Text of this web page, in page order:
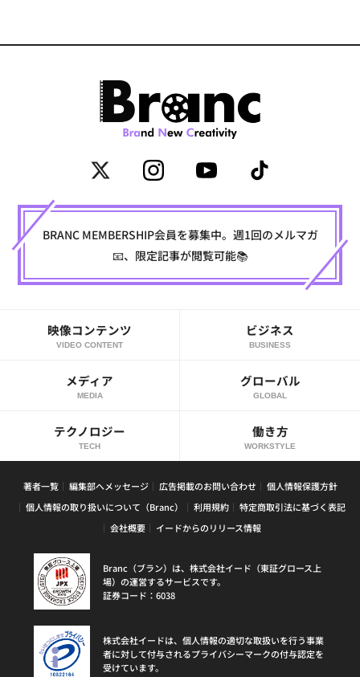
BRANC MEMBERSHIP会員を募集中。週1回のメルマガ
📧、限定記事が閲覧可能📚
映像コンテンツ
VIDEO CONTENT
ビジネス
BUSINESS
メディア
MEDIA
グローバル
GLOBAL
テクノロジー
TECH
働き方
WORKSTYLE
著者一覧 編集部へメッセージ 広告掲載のお問い合わせ
個人情報保護方針
個人情報の取り扱いについて（Branc）
利用規約
特定商取引法に基づく表記
会社概要
イードからのリリース情報
Branc（ブラン）は、株式会社イード（東証グロース上
場）の運営するサービスです。
証券コード：6038
株式会社イードは、個人情報の適切な取扱いを行う事業
者に対して付与されるプライバシーマークの付与認定を
受けています。